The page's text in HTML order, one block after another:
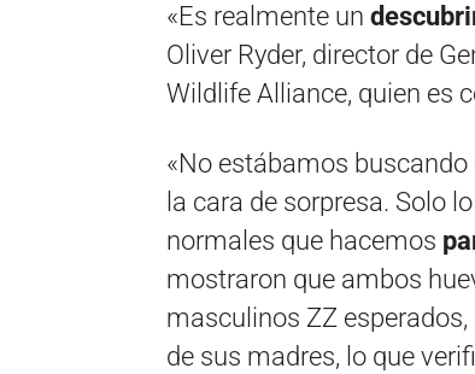
«Es realmente un
Oliver Ryder, director de
Wildlife Alliance, quien es
«No estábamos
la cara de sorpresa. Solo
normales que hacemos
mostraron que ambos
masculinos ZZ
de sus madres, lo que